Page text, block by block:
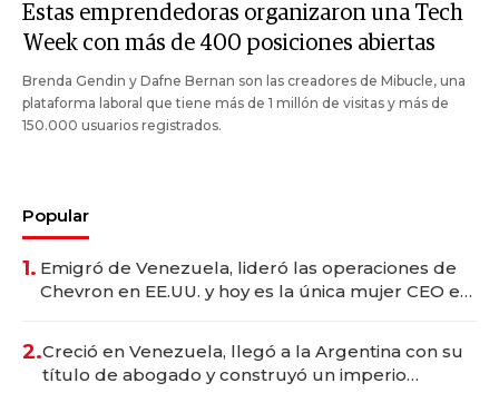
Estas emprendedoras organizaron una Tech
Week con más de 400 posiciones abiertas
Brenda Gendin y Dafne Bernan son las creadores de Mibucle, una
plataforma laboral que tiene más de 1 millón de visitas y más de
150.000 usuarios registrados.
Popular
1. Emigró de Venezuela, lideró las operaciones de
Chevron en EE.UU. y hoy es la única mujer CEO en
2.Creció en Venezuela, llegó a la Argentina con su
título de abogado y construyó un imperio